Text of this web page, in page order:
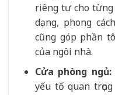
riêng tư cho từng
dạng, phong
cũng góp phần
của ngôi nhà.
Cửa phòng ngủ:
yếu tố quan